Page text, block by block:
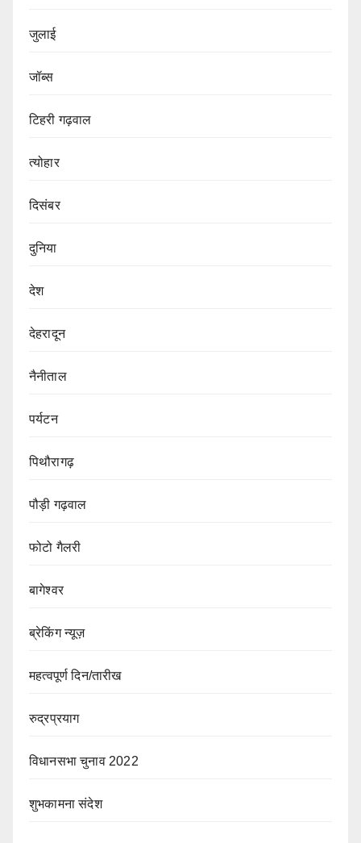
जुलाई
जॉब्स
टिहरी गढ़वाल
त्योहार
दिसंबर
दुनिया
देश
देहरादून
नैनीताल
पर्यटन
पिथौरागढ़
पौड़ी गढ़वाल
फोटो गैलरी
बागेश्वर
ब्रेकिंग न्यूज़
महत्वपूर्ण दिन/तारीख
रुद्रप्रयाग
विधानसभा चुनाव 2022
शुभकामना संदेश